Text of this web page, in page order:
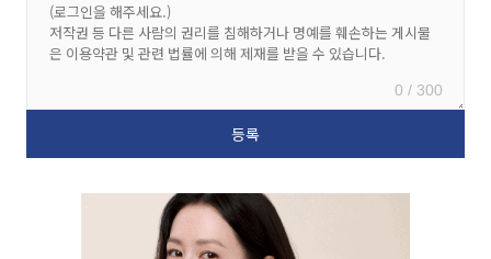
0 / 300